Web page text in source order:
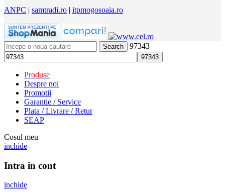
ANPC | samtradi.ro | itpmogosoaia.ro
Search 97343
Produse
Despre noi
Promotii
Garantie / Service
Plata / Livrare / Retur
SEAP
Cosul meu
inchide
Intra in cont
inchide